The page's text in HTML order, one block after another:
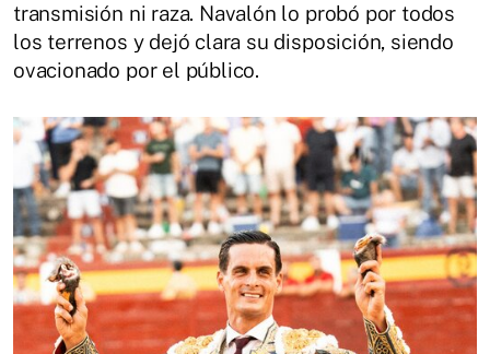
transmisión ni raza. Navalón lo probó por todos
los terrenos y dejó clara su disposición, siendo
ovacionado por el público.